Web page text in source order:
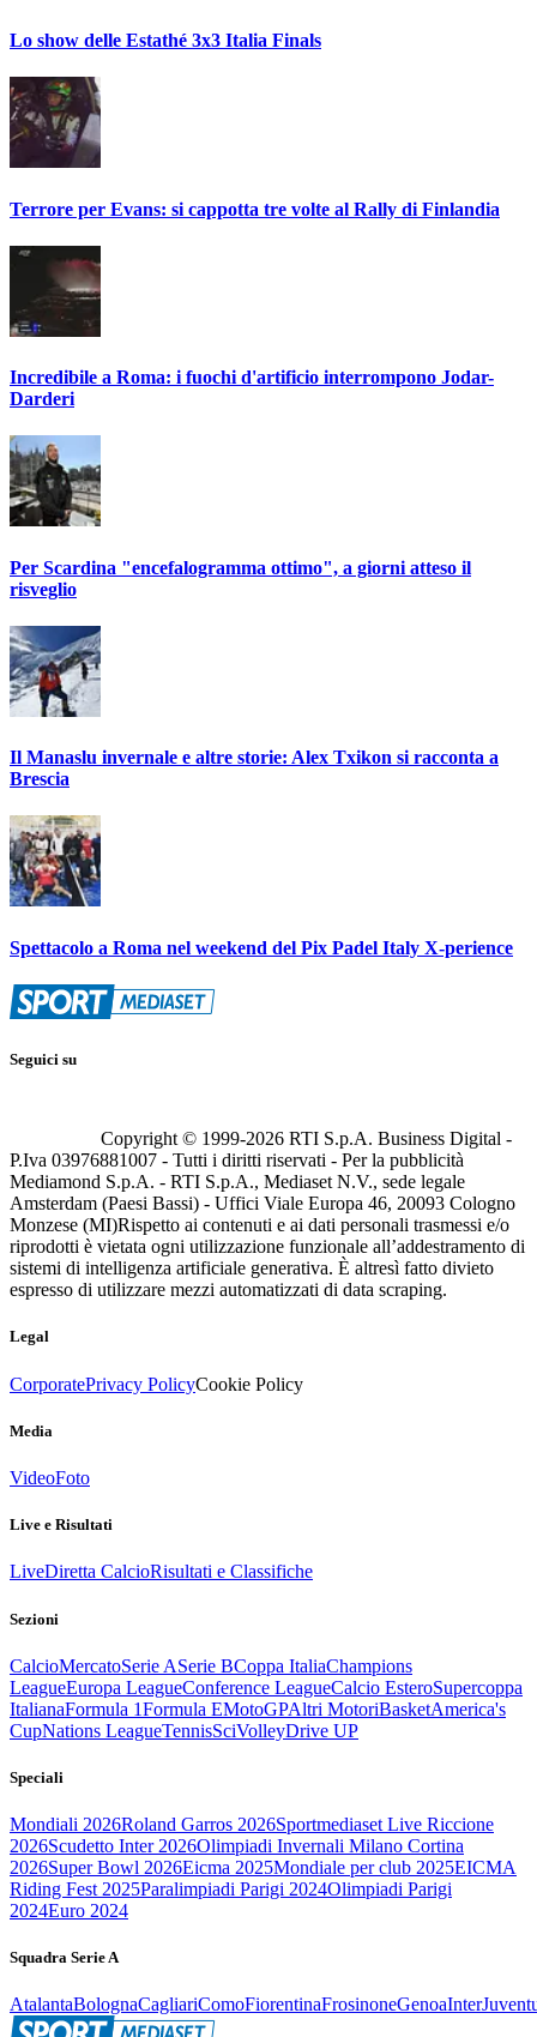
Lo show delle Estathé 3x3 Italia Finals
Terrore per Evans: si cappotta tre volte al Rally di Finlandia
Incredibile a Roma: i fuochi d'artificio interrompono Jodar-
Darderi
Per Scardina "encefalogramma ottimo", a giorni atteso il
risveglio
Il Manaslu invernale e altre storie: Alex Txikon si racconta a
Brescia
Spettacolo a Roma nel weekend del Pix Padel Italy X-perience
Seguici su
Copyright © 1999-2026 RTI S.p.A. Business Digital -
P.Iva 03976881007 - Tutti i diritti riservati - Per la pubblicità
Mediamond S.p.A. - RTI S.p.A., Mediaset N.V., sede legale
Amsterdam (Paesi Bassi) - Uffici Viale Europa 46, 20093 Cologno
Monzese (MI)Rispetto ai contenuti e ai dati personali trasmessi e/o
riprodotti è vietata ogni utilizzazione funzionale all’addestramento di
sistemi di intelligenza artificiale generativa. È altresì fatto divieto
espresso di utilizzare mezzi automatizzati di data scraping.
Legal
CorporatePrivacy PolicyCookie Policy
Media
VideoFoto
Live e Risultati
LiveDiretta CalcioRisultati e Classifiche
Sezioni
CalcioMercatoSerie ASerie BCoppa ItaliaChampions
LeagueEuropa LeagueConference LeagueCalcio EsteroSupercoppa
ItalianaFormula 1Formula EMotoGPAltri MotoriBasketAmerica's
CupNations LeagueTennisSciVolleyDrive UP
Speciali
Mondiali 2026Roland Garros 2026Sportmediaset Live Riccione
2026Scudetto Inter 2026Olimpiadi Invernali Milano Cortina
2026Super Bowl 2026Eicma 2025Mondiale per club 2025EICMA
Riding Fest 2025Paralimpiadi Parigi 2024Olimpiadi Parigi
2024Euro 2024
Squadra Serie A
AtalantaBolognaCagliariComoFiorentinaFrosinoneGenoaInter